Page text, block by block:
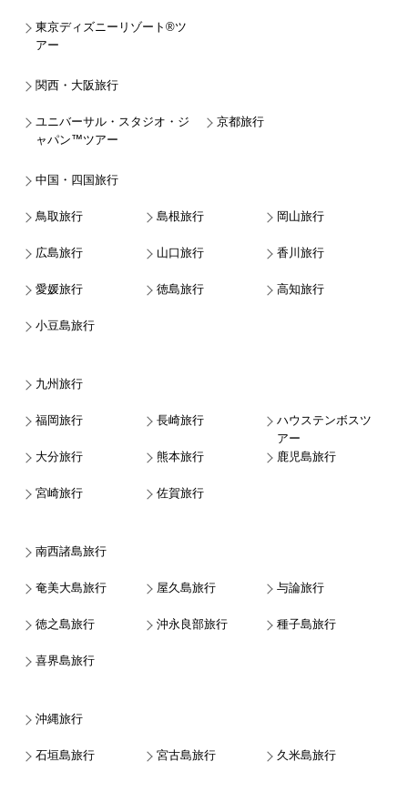
東京ディズニーリゾート®ツ
アー
関西・大阪旅行
ユニバーサル・スタジオ・ジ
ャパン™ツアー
京都旅行
中国・四国旅行
鳥取旅行 島根旅行 岡山旅行
広島旅行 山口旅行 香川旅行
愛媛旅行 徳島旅行 高知旅行
小豆島旅行
九州旅行
福岡旅行 長崎旅行
ハウステンボスツ
アー
大分旅行
熊本旅行 鹿児島旅行
宮崎旅行 佐賀旅行
南西諸島旅行
奄美大島旅行 屋久島旅行 与論旅行
徳之島旅行 沖永良部旅行 種子島旅行
喜界島旅行
沖縄旅行
石垣島旅行 宮古島旅行 久米島旅行